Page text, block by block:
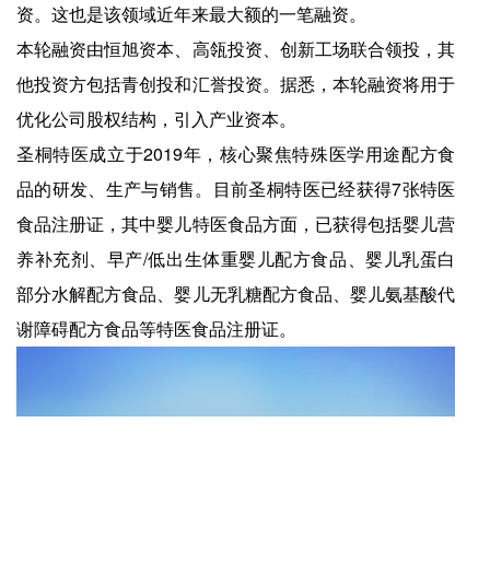
资。这也是该领域近年来最大额的一笔融资。
本轮融资由恒旭资本、高瓴投资、创新工场联合领投，其
他投资方包括青创投和汇誉投资。据悉，本轮融资将用于
优化公司股权结构，引入产业资本。
圣桐特医成立于2019年，核心聚焦特殊医学用途配方食
品的研发、生产与销售。目前圣桐特医已经获得7张特医
食品注册证，其中婴儿特医食品方面，已获得包括婴儿营
养补充剂、早产/低出生体重婴儿配方食品、婴儿乳蛋白
部分水解配方食品、婴儿无乳糖配方食品、婴儿氨基酸代
谢障碍配方食品等特医食品注册证。